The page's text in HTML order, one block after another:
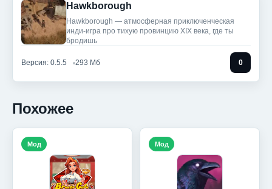
Hawkborough
Hawkborough — атмосферная приключенческая
инди-игра про тихую провинцию XIX века, где ты
бродишь
Версия: 0.5.5 293 Мб 0
Похожее
Мод Мод